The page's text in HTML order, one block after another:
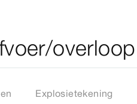
overloop
Explosietekening